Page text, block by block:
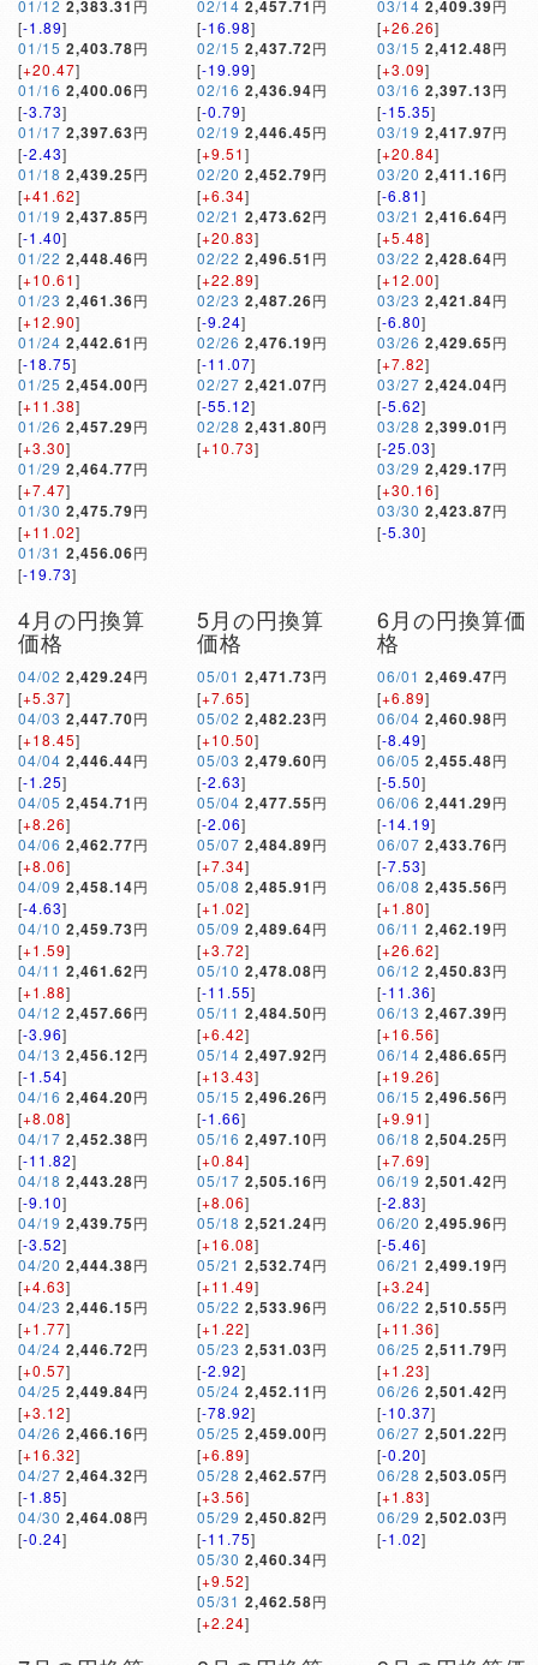
01/12 2,383.31 円
[-1.89]
01/15 2,403.78円
[+20.47]
01/16 2,400.06円
[-3.73]
01/17 2,397.63円
[-2.43]
01/18 2,439.25円
[+41.62]
01/19 2,437.85円
[-1.40]
01/22 2,448.46円
[+10.61]
01/23 2,461.36円
[+12.90]
01/24 2,442.61 円
[-18.75]
01/25 2,454.00円
[+11.38]
01/26 2,457.29円
[+3.30]
01/29 2,464.77円
[+7.47]
01/30 2,475.79円
[+11.02]
01/31 2,456.06円
[-19.73]
02/14 2,457.71 円
[-16.98]
02/15 2,437.72円
[-19.99]
02/16 2,436.94円
[-0.79]
02/19 2,446.45円
[+9.51]
02/20 2,452.79円
[+6.34]
02/21 2,473.62円
[+20.83]
02/22 2,496.51 円
[+22.89]
02/23 2,487.26円
[-9.24]
02/26 2,476.19円
[-11.07]
02/27 2,421.07円
[-55.12]
02/28 2,431.80円
[+10.73]
03/14 2,409.39円
[+26.26]
03/15 2,412.48円
[+3.09]
03/16 2,397.13円
[-15.35]
03/19 2,417.97円
[+20.84]
03/20 2,411.16円
[-6.81]
03/21 2,416.64円
[+5.48]
03/22 2,428.64円
[+12.00]
03/23 2,421.84円
[-6.80]
03/26 2,429.65円
[+7.82]
03/27 2,424.04円
[-5.62]
03/28 2,399.01 円
[-25.03]
03/29 2,429.17円
[+30.16]
03/30 2,423.87円
[-5.30]
4月の円換算
価格
04/02 2,429.24円
[+5.37]
04/03 2,447.70円
[+18.45]
04/04 2,446.44円
[-1.25]
04/05 2,454.71 円
[+8.26]
04/06 2,462.77円
[+8.06]
04/09 2,458.14円
[-4.63]
04/10 2,459.73円
[+1.59]
04/11 2,461.62円
[+1.88]
04/12 2,457.66円
[-3.96]
04/13 2,456.12円
[-1.54]
04/16 2,464.20円
[+8.08]
04/17 2,452.38円
[-11.82]
04/18 2,443.28円
[-9.10]
04/19 2,439.75円
[-3.52]
04/20 2,444.38円
[+4.63]
04/23 2,446.15円
[+1.77]
04/24 2,446.72円
[+0.57]
04/25 2,449.84円
[+3.12]
04/26 2,466.16円
[+16.32]
04/27 2,464.32円
[-1.85]
04/30 2,464.08円
[-0.24]
5月の円換算
価格
05/01 2,471.73円
[+7.65]
05/02 2,482.23円
[+10.50]
05/03 2,479.60円
[-2.63]
05/04 2,477.55円
[-2.06]
05/07 2,484.89円
[+7.34]
05/08 2,485.91 円
[+1.02]
05/09 2,489.64円
[+3.72]
05/10 2,478.08円
[-11.55]
05/11 2,484.50円
[+6.42]
05/14 2,497.92円
[+13.43]
05/15 2,496.26円
[-1.66]
05/16 2,497.10円
[+0.84]
05/17 2,505.16円
[+8.06]
05/18 2,521.24円
[+16.08]
05/21 2,532.74円
[+11.49]
05/22 2,533.96円
[+1.22]
05/23 2,531.03円
[-2.92]
05/24 2,452.11 円
[-78.92]
05/25 2,459.00円
[+6.89]
05/28 2,462.57円
[+3.56]
05/29 2,450.82円
[-11.75]
05/30 2,460.34円
[+9.52]
05/31 2,462.58円
[+2.24]
6月の円換算価
格
06/01 2,469.47円
[+6.89]
06/04 2,460.98円
[-8.49]
06/05 2,455.48円
[-5.50]
06/06 2,441.29円
[-14.19]
06/07 2,433.76円
[-7.53]
06/08 2,435.56円
[+1.80]
06/11 2,462.19円
[+26.62]
06/12 2,450.83円
[-11.36]
06/13 2,467.39円
[+16.56]
06/14 2,486.65円
[+19.26]
06/15 2,496.56円
[+9.91]
06/18 2,504.25円
[+7.69]
06/19 2,501.42円
[-2.83]
06/20 2,495.96円
[-5.46]
06/21 2,499.19円
[+3.24]
06/22 2,510.55円
[+11.36]
06/25 2,511.79円
[+1.23]
06/26 2,501.42円
[-10.37]
06/27 2,501.22円
[-0.20]
06/28 2,503.05円
[+1.83]
06/29 2,502.03円
[-1.02]